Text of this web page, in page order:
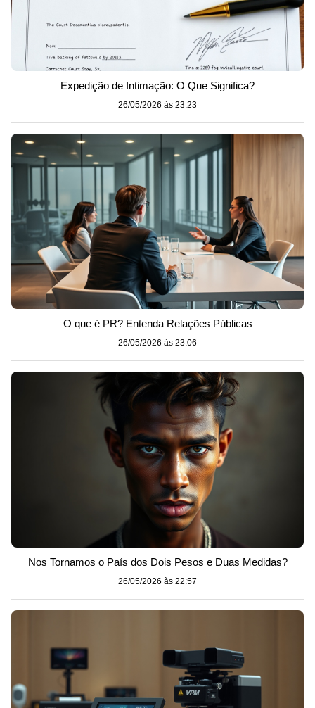
Expedição de Intimação: O Que Significa?
26/05/2026 às 23:23
O que é PR? Entenda Relações Públicas
26/05/2026 às 23:06
Nos Tornamos o País dos Dois Pesos e Duas Medidas?
26/05/2026 às 22:57